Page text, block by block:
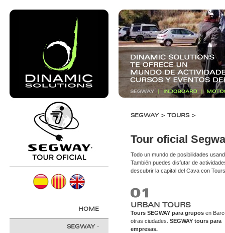
HOME
SEGWAY ·
SEGWAY > TOURS >
Tour oficial
Todo un mundo de posibilidades
También puedes disfutar de
descubrir la capital del Cava con
URBAN TOURS
Tours SEGWAY para grupos en
otras ciudades. SEGWAY tours para
empresas.